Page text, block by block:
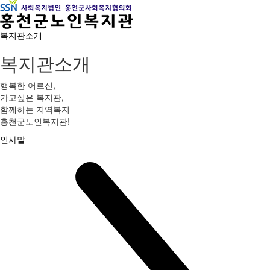
복지관소개
복지관소개
행복한 어르신,
가고싶은 복지관,
함께하는 지역복지
홍천군노인복지관!
인사말